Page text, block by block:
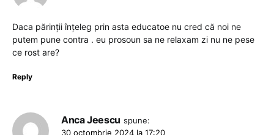
Daca părinții înțeleg prin asta educatoe nu cred că noi ne
putem pune contra . eu prosoun sa ne relaxam zi nu ne pese
ce rost are?
Reply
Anca Jeescu spune:
30 octombrie 2024 la 17:20